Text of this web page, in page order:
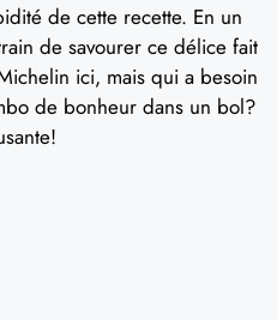
de cette recette. En un
de savourer ce délice fait
ici, mais qui a besoin
de bonheur dans un bol?